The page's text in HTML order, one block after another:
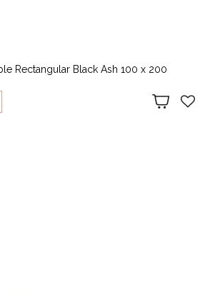
Rectangular Black Ash 100 x 200